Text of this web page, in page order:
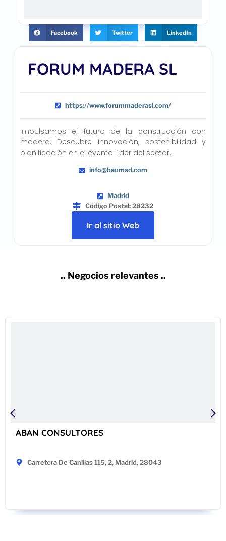
FORUM MADERA SL
https://www.forummaderasl.com/
Impulsamos el futuro de la construcción con
madera. Descubre innovación, sostenibilidad y
planificación en el evento líder del sector.
info@baumad.com
Madrid
Código Postal: 28232
Ir al sitio Web
Facebook Twitter LinkedIn
.. Negocios relevantes ..
ABAN CONSULTORES
Carretera De Canillas 115, 2, Madrid, 28043